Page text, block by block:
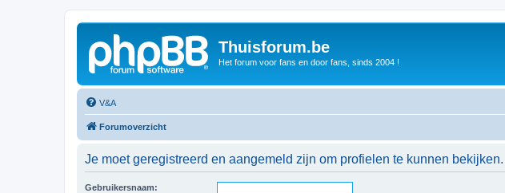
Thuisforum.be
Het forum voor fans en door fans, sinds 2004 !
V&A
Forumoverzicht
Je moet geregistreerd en aangemeld zijn om profielen te kunnen bekijken.
Gebruikersnaam: